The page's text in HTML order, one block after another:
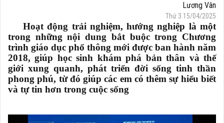
Lương Vân
Thứ 3 15/04/2025
Hoạt động trải nghiệm, hướng nghiệp là một
trong những nội dung bắt buộc trong Chương
trình giáo dục phổ thông mới được ban hành năm
2018, giúp học sinh khám phá bản thân và thế
giới xung quanh, phát triển đời sống tinh thần
phong phú, từ đó giúp các em có thêm sự hiểu biết
và tự tin hơn trong cuộc sống